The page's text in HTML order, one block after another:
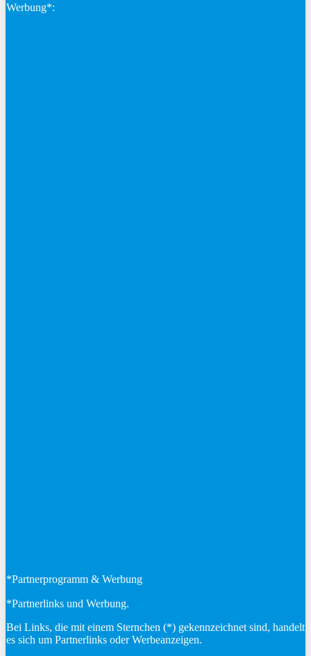
Werbung*:
*Partnerprogramm & Werbung
*Partnerlinks und Werbung.
Bei Links, die mit einem Sternchen (*) gekennzeichnet sind, handelt
es sich um Partnerlinks oder Werbeanzeigen.